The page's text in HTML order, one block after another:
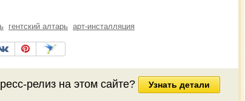
гентский алтарь арт-инсталляция
релиз на этом сайте? Узнать детали